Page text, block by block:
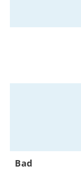
Bad